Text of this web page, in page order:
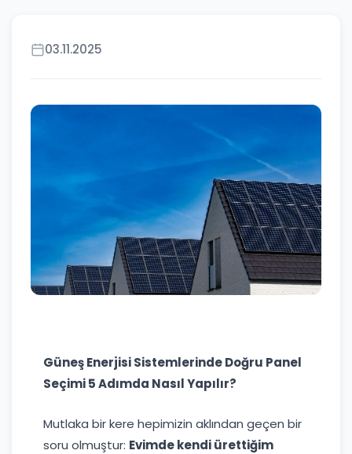
03.11.2025
Güneş Enerjisi Sistemlerinde Doğru Panel
Seçimi 5 Adımda Nasıl Yapılır?
Mutlaka bir kere hepimizin aklından geçen bir
soru olmuştur: Evimde kendi ürettiğim